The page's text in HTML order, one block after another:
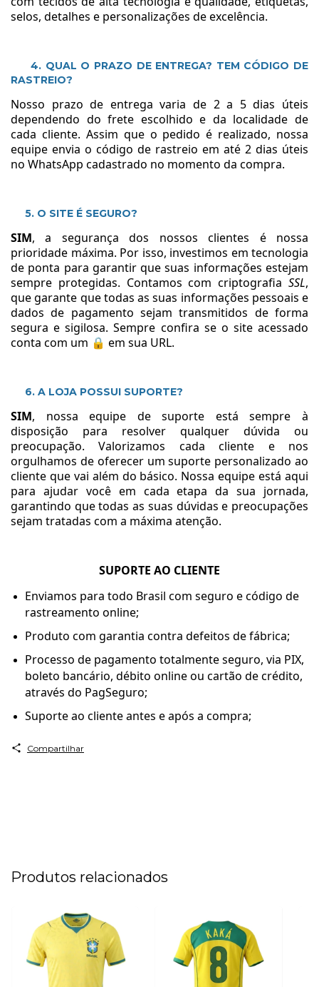
selos, detalhes e personalizações de excelência.
4. QUAL O PRAZO DE ENTREGA? TEM CÓDIGO DE
RASTREIO?
Nosso prazo de entrega varia de 2 a 5 dias úteis
dependendo do frete escolhido e da localidade de
cada cliente. Assim que o pedido é realizado, nossa
equipe envia o código de rastreio em até 2 dias úteis
no WhatsApp cadastrado no momento da compra.
5. O SITE É SEGURO?
SIM, a segurança dos nossos clientes é nossa
prioridade máxima. Por isso, investimos em tecnologia
de ponta para garantir que suas informações estejam
sempre protegidas. Contamos com criptografia SSL,
que garante que todas as suas informações pessoais e
dados de pagamento sejam transmitidos de forma
segura e sigilosa. Sempre confira se o site acessado
conta com um 🔒 em sua URL.
6. A LOJA POSSUI SUPORTE?
SIM, nossa equipe de suporte está sempre à
disposição para resolver qualquer dúvida ou
preocupação. Valorizamos cada cliente e nos
orgulhamos de oferecer um suporte personalizado ao
cliente que vai além do básico. Nossa equipe está aqui
para ajudar você em cada etapa da sua jornada,
garantindo que todas as suas dúvidas e preocupações
sejam tratadas com a máxima atenção.
SUPORTE AO CLIENTE
Enviamos para todo Brasil com seguro e código de
rastreamento online;
Produto com garantia contra defeitos de fábrica;
Processo de pagamento totalmente seguro, via PIX,
boleto bancário, débito online ou cartão de crédito,
através do PagSeguro;
Suporte ao cliente antes e após a compra;
Compartilhar
Produtos relacionados